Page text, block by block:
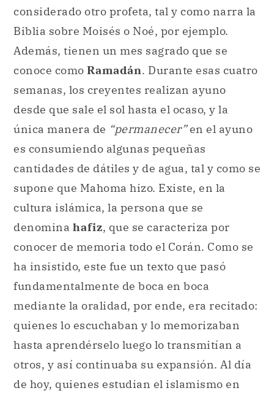
considerado otro profeta, tal y como narra la
Biblia sobre Moisés o Noé, por ejemplo.
Además, tienen un mes sagrado que se
conoce como Ramadán. Durante esas cuatro
semanas, los creyentes realizan ayuno
desde que sale el sol hasta el ocaso, y la
única manera de “permanecer”en el ayuno
es consumiendo algunas pequeñas
cantidades de dátiles y de agua, tal y como se
supone que Mahoma hizo. Existe, en la
cultura islámica, la persona que se
denomina hafiz, que se caracteriza por
conocer de memoria todo el Corán. Como se
ha insistido, este fue un texto que pasó
fundamentalmente de boca en boca
mediante la oralidad, por ende, era recitado:
quienes lo escuchaban y lo memorizaban
hasta aprendérselo luego lo transmitían a
otros, y así continuaba su expansión. Al día
de hoy, quienes estudian el islamismo en